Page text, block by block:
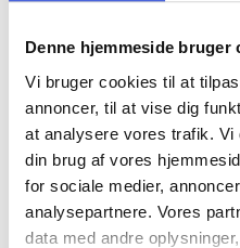
Denne hjemmeside bruger
Vi bruger cookies til at
annoncer, til at vise dig
at analysere vores trafik. Vi
din brug af vores
for sociale medier,
analysepartnere. Vores
data med andre
skærmbeskyttelse IKKE
inkluderet!)
99 kr.